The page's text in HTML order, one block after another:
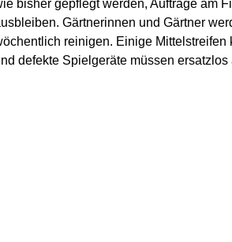
bisher gepflegt werden, Aufträge am
Gärtnerinnen und Gärtner
reinigen. Einige Mittelstreifen
defekte Spielgeräte müssen